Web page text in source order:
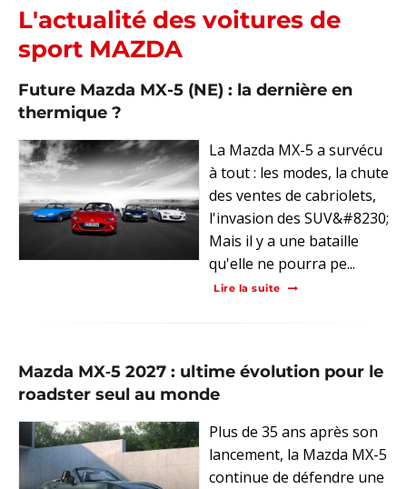
L'actualité des voitures de
sport MAZDA
Future Mazda MX-5 (NE) : la dernière en
thermique ?
La Mazda MX-5 a survécu
à tout : les modes, la chute
des ventes de cabriolets,
l'invasion des SUV&#8230;
Mais il y a une bataille
qu'elle ne pourra pe...
Lire la suite
Mazda MX‑5 2027 : ultime évolution pour le
roadster seul au monde
Plus de 35 ans après son
lancement, la Mazda MX-5
continue de défendre une